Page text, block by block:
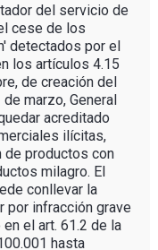
del servicio de
cese de los
detectados por el
los artículos 4.15
de creación del
marzo, General
acreditado
ilícitas,
de productos con
milagro. El
conllevar la
por infracción grave
el art. 61.2 de la
hasta